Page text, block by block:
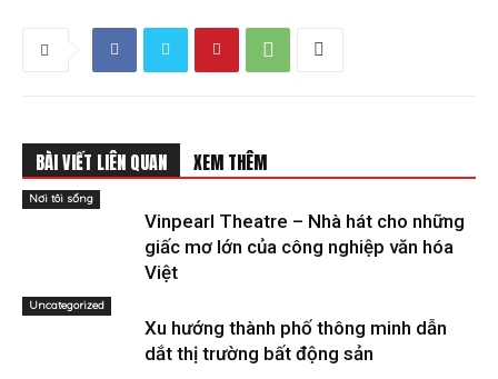
BÀI VIẾT LIÊN QUAN XEM THÊM
Nơi tôi sống
Vinpearl Theatre – Nhà hát cho những
giấc mơ lớn của công nghiệp văn hóa
Việt
Uncategorized
Xu hướng thành phố thông minh dẫn
dắt thị trường bất động sản